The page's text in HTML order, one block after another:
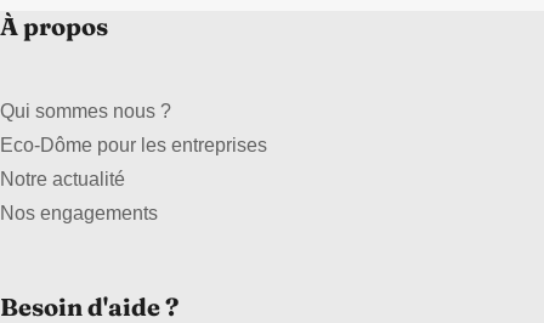
À propos
Qui sommes nous ?
Eco-Dôme pour les entreprises
Notre actualité
Nos engagements
Besoin d'aide ?